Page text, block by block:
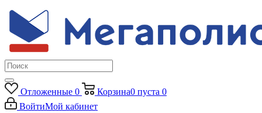
Отложенные 0 Корзина0 пуста 0
ВойтиМой кабинет